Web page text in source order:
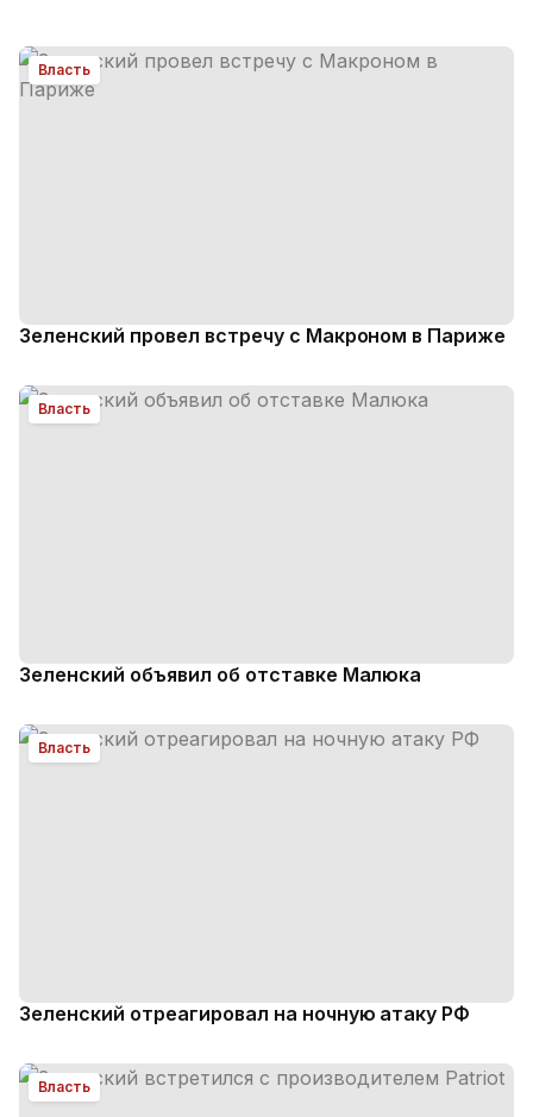
Власть
Зеленский провел встречу с Макроном в Париже
Власть
Зеленский объявил об отставке Малюка
Власть
Зеленский отреагировал на ночную атаку РФ
Власть